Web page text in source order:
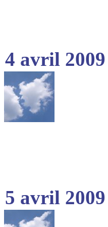
4 avril 2009
5 avril 2009